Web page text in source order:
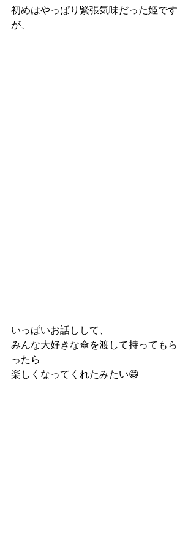
初めはやっぱり緊張気味だった姫です
が、
いっぱいお話しして、
みんな大好きな傘を渡して持ってもら
ったら
楽しくなってくれたみたい😁